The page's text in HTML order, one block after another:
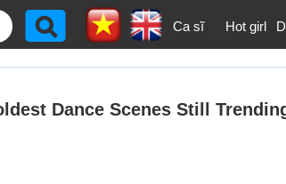
Ca sĩ Hot girl